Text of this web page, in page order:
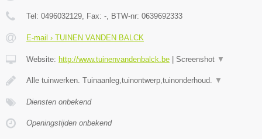
Tel: 0496032129 , Fax: - , BTW-nr: 0639692333
E-mail › TUINEN VANDEN BALCK
Website: http://www.tuinenvandenbalck.be Screenshot ▼
Alle tuinwerken. Tuinaanleg,tuinontwerp,tuinonderhoud. ▼
Diensten onbekend
Openingstijden onbekend